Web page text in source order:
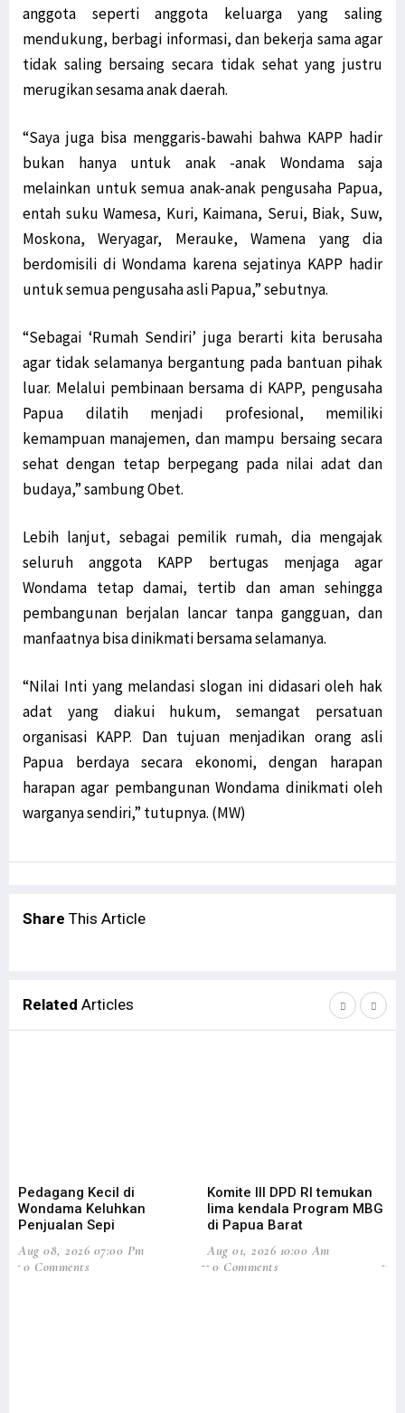
anggota seperti anggota keluarga yang saling
mendukung, berbagi informasi, dan bekerja sama agar
tidak saling bersaing secara tidak sehat yang justru
merugikan sesama anak daerah.
“Saya juga bisa menggaris-bawahi bahwa KAPP hadir
bukan hanya untuk anak -anak Wondama saja
melainkan untuk semua anak-anak pengusaha Papua,
entah suku Wamesa, Kuri, Kaimana, Serui, Biak, Suw,
Moskona, Weryagar, Merauke, Wamena yang dia
berdomisili di Wondama karena sejatinya KAPP hadir
untuk semua pengusaha asli Papua,” sebutnya.
“Sebagai ‘Rumah Sendiri’ juga berarti kita berusaha
agar tidak selamanya bergantung pada bantuan pihak
luar. Melalui pembinaan bersama di KAPP, pengusaha
Papua dilatih menjadi profesional, memiliki
kemampuan manajemen, dan mampu bersaing secara
sehat dengan tetap berpegang pada nilai adat dan
budaya,” sambung Obet.
Lebih lanjut, sebagai pemilik rumah, dia mengajak
seluruh anggota KAPP bertugas menjaga agar
Wondama tetap damai, tertib dan aman sehingga
pembangunan berjalan lancar tanpa gangguan, dan
manfaatnya bisa dinikmati bersama selamanya.
“Nilai Inti yang melandasi slogan ini didasari oleh hak
adat yang diakui hukum, semangat persatuan
organisasi KAPP. Dan tujuan menjadikan orang asli
Papua berdaya secara ekonomi, dengan harapan
harapan agar pembangunan Wondama dinikmati oleh
warganya sendiri,” tutupnya. (MW)
Share This Article
Related Articles
Pedagang Kecil di
Wondama Keluhkan
Penjualan Sepi
Aug 08, 2026 07:00 Pm
0 Comments
Komite III DPD RI temukan
lima kendala Program MBG
di Papua Barat
Aug 01, 2026 10:00 Am
0 Comments